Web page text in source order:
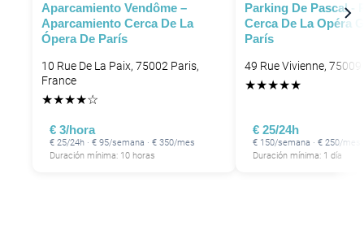
P
P
Aparcamiento Vendôme –
Aparcamiento Cerca De La
Ópera De París
10 Rue De La Paix, 75002 Paris,
France
★★★★☆
€ 3/hora
€ 25/24h · € 95/semana · € 350/mes
Duración mínima: 10 horas
Parking De Pascal -
Cerca De La Opéra
París
49 Rue Vivienne,
★★★★★
€ 25/24h
€ 150/semana · € 250/mes
Duración mínima: 1 día